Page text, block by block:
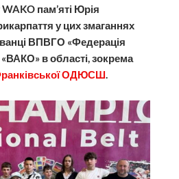
WAKO пам’яті Юрія
у цих змаганнях
ВПВГО «Федерація
«ВАКО» в області, зокрема
ОДЮСШ.